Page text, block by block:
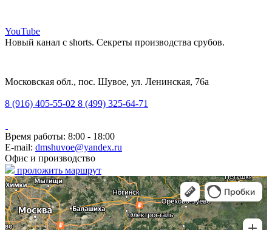
YouTube
Новый канал с shorts. Секреты производства срубов.
Московская обл., пос. Шувое, ул. Ленинская, 76а
8 (916) 405-55-02 8 (499) 325-64-71
Время работы: 8:00 - 18:00
E-mail: dmshuvoe@yandex.ru
Офис и производство
проложить маршрут